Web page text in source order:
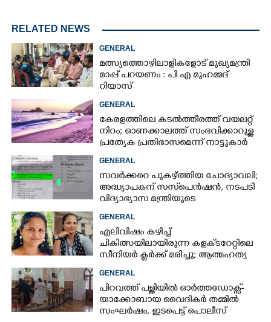
RELATED NEWS
GENERAL
മത്സ്യത്തൊഴിലാളികളോട് മുഖ്യമന്ത്രി
മാപ്പ് പറയണം : പി എ മുഹമ്മദ്
റിയാസ്
GENERAL
കേരളത്തിലെ കടൽത്തീരത്ത് വയലറ്റ്
നിറം; ഓണക്കാലത്ത് സംഭവിക്കാറുള്ള
പ്രത്യേക പ്രതിഭാസമെന്ന് നാട്ടുകാർ
GENERAL
സവർക്കറെ പുകഴ്ത്തിയ ചോദ്യാവലി;
അദ്ധ്യാപകന് സസ്‌പെൻഷൻ, നടപടി
വിദ്യാഭ്യാസ മന്ത്രിയുടെ
GENERAL
എലിവിഷം കഴിച്ച്
ചികിത്സയിലായിരുന്ന കളക്‌ടറേറ്റിലെ
സീനിയർ ക്ലർക്ക് മരിച്ചു; ആത്മഹത്യ
സംശയം
GENERAL
പിറവത്ത് പള്ളിയിൽ ഓർത്തഡോക്സ്-
യാക്കോബായ വൈദികർ തമ്മിൽ
സംഘർഷം, ഇടപെട്ട് പൊലീസ്